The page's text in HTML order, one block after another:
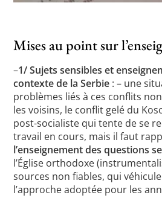
Mises au point sur
–1/ Sujets sensibles et
contexte de la Serbie : – une
problèmes liés à ces conflits
les voisins, le conflit gelé du
post-socialiste qui tente de se
travail en cours, mais il faut
l’enseignement des questions
l’Église orthodoxe
sources non fiables, qui
l’approche adoptée pour les